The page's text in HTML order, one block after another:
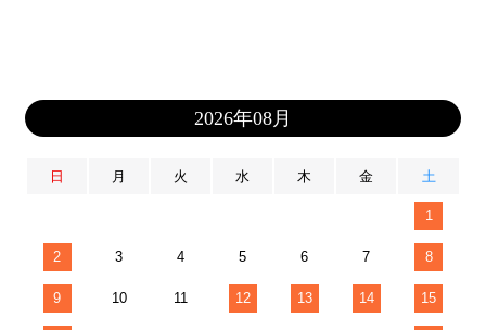
2026年08月
日 月 火 水 木 金 土
1
2 3 4 5 6 7 8
9 10 11 12 13 14 15